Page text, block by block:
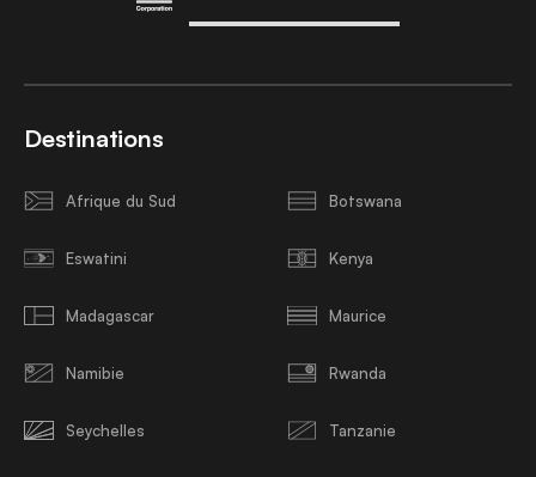
Destinations
Afrique du Sud Botswana
Eswatini Kenya
Madagascar Maurice
Namibie Rwanda
Seychelles Tanzanie